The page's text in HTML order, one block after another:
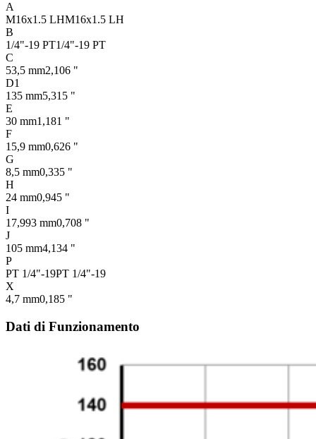
A
M16x1.5 LHM16x1.5 LH
B
1/4"-19 PT1/4"-19 PT
C
53,5 mm2,106 "
D1
135 mm5,315 "
E
30 mm1,181 "
F
15,9 mm0,626 "
G
8,5 mm0,335 "
H
24 mm0,945 "
I
17,993 mm0,708 "
J
105 mm4,134 "
P
PT 1/4"-19PT 1/4"-19
X
4,7 mm0,185 "
Dati di Funzionamento